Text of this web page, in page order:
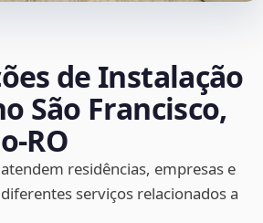
de Instalação
São Francisco,
residências, empresas e
serviços relacionados a